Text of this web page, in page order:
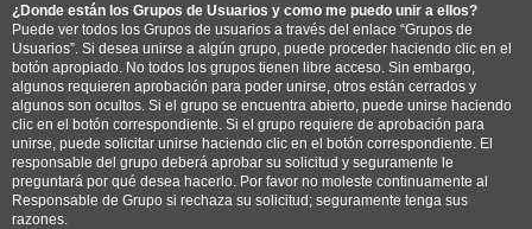
¿Donde están los Grupos de Usuarios y como me puedo unir a ellos?
Puede ver todos los Grupos de usuarios a través del enlace “Grupos de
Usuarios”. Si desea unirse a algún grupo, puede proceder haciendo clic en el
botón apropiado. No todos los grupos tienen libre acceso. Sin embargo,
algunos requieren aprobación para poder unirse, otros están cerrados y
algunos son ocultos. Si el grupo se encuentra abierto, puede unirse haciendo
clic en el botón correspondiente. Si el grupo requiere de aprobación para
unirse, puede solicitar unirse haciendo clic en el botón correspondiente. El
responsable del grupo deberá aprobar su solicitud y seguramente le
preguntará por qué desea hacerlo. Por favor no moleste continuamente al
Responsable de Grupo si rechaza su solicitud; seguramente tenga sus
razones.